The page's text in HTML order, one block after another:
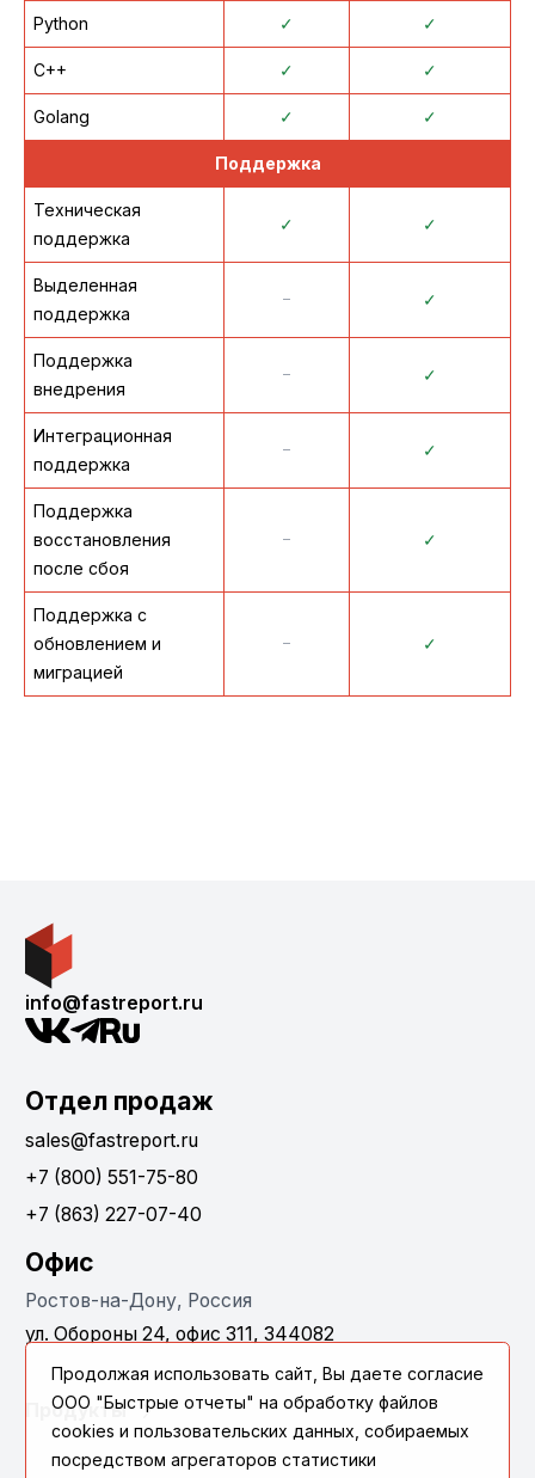
Python ✓ ✓
C++ ✓ ✓
Golang ✓ ✓
Поддержка
Техническая
поддержка
✓ ✓
Выделенная
поддержка
᠆ ✓
Поддержка
внедрения
᠆ ✓
Интеграционная
поддержка
᠆ ✓
Поддержка
восстановления
после сбоя
᠆ ✓
Поддержка с
обновлением и
миграцией
᠆ ✓
info@fastreport.ru
Отдел продаж
sales@fastreport.ru
+7 (800) 551-75-80
+7 (863) 227-07-40
Офис
Ростов-на-Дону, Россия
ул. Обороны 24, офис 311, 344082
Продукты
Продолжая использовать сайт, Вы даете согласие
ООО "Быстрые отчеты" на обработку файлов
cookies и пользовательских данных, собираемых
посредством агрегаторов статистики